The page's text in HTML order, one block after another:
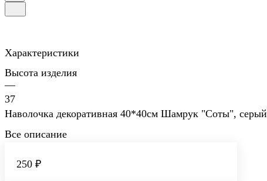
Характеристики
Высота изделия
—
37
Наволочка декоративная 40*40см Шамрук "Соты", серый
Все описание
250 ₽